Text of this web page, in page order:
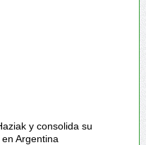
y consolida su
Argentina